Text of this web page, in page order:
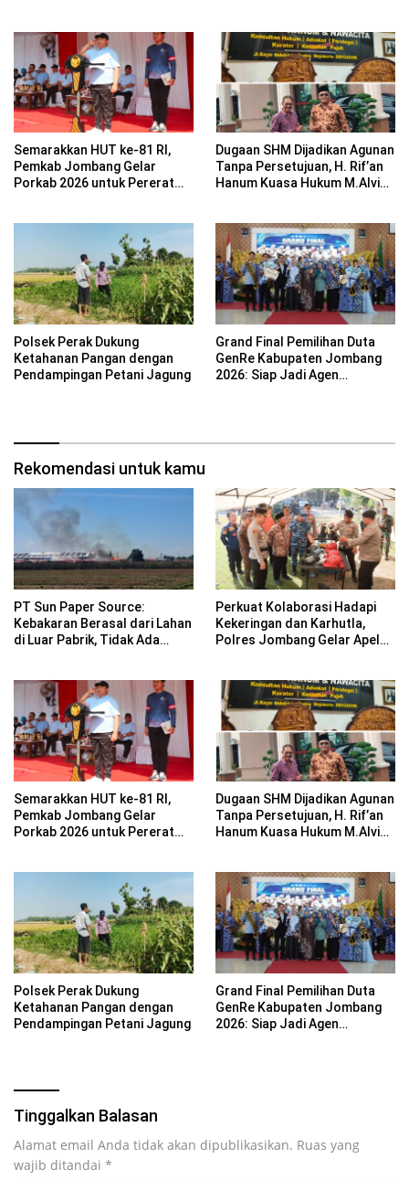
Semarakkan HUT ke-81 RI,
Pemkab Jombang Gelar
Porkab 2026 untuk Pererat
Dugaan SHM Dijadikan Agunan
Tanpa Persetujuan, H. Rif’an
Hanum Kuasa Hukum M.Alvin
Polsek Perak Dukung
Ketahanan Pangan dengan
Pendampingan Petani Jagung
Grand Final Pemilihan Duta
GenRe Kabupaten Jombang
2026: Siap Jadi Agen
Rekomendasi untuk kamu
PT Sun Paper Source:
Kebakaran Berasal dari Lahan
di Luar Pabrik, Tidak Ada
Perkuat Kolaborasi Hadapi
Kekeringan dan Karhutla,
Polres Jombang Gelar Apel
Semarakkan HUT ke-81 RI,
Pemkab Jombang Gelar
Porkab 2026 untuk Pererat
Dugaan SHM Dijadikan Agunan
Tanpa Persetujuan, H. Rif’an
Hanum Kuasa Hukum M.Alvin
Polsek Perak Dukung
Ketahanan Pangan dengan
Pendampingan Petani Jagung
Grand Final Pemilihan Duta
GenRe Kabupaten Jombang
2026: Siap Jadi Agen
Tinggalkan Balasan
Alamat email Anda tidak akan dipublikasikan. Ruas yang
wajib ditandai *